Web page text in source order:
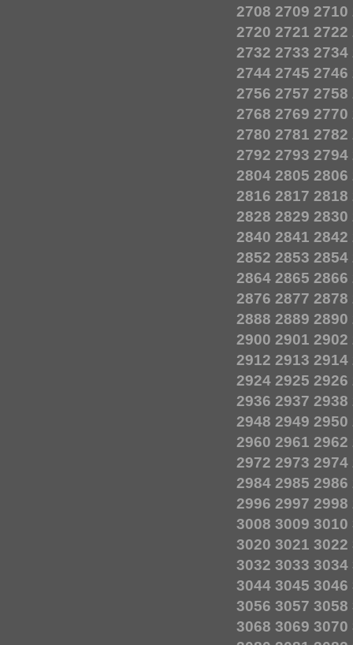
2708 2709 2710
2720 2721 2722
2732 2733 2734
2744 2745 2746
2756 2757 2758
2768 2769 2770
2780 2781 2782
2792 2793 2794
2804 2805 2806
2816 2817 2818
2828 2829 2830
2840 2841 2842
2852 2853 2854
2864 2865 2866
2876 2877 2878
2888 2889 2890
2900 2901 2902
2912 2913 2914
2924 2925 2926
2936 2937 2938
2948 2949 2950
2960 2961 2962
2972 2973 2974
2984 2985 2986
2996 2997 2998
3008 3009 3010
3020 3021 3022
3032 3033 3034
3044 3045 3046
3056 3057 3058
3068 3069 3070